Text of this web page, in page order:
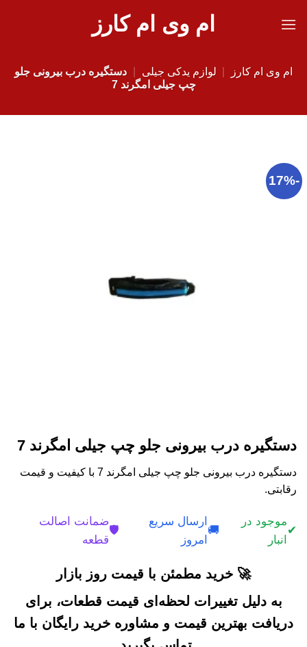
ام وی ام کارز
ام وی ام کارز لوازم یدکی جیلی
دستگیره درب بیرونی جلو
چپ جیلی امگرند 7
-17%
دستگیره درب بیرونی جلو چپ جیلی امگرند 7
دستگیره درب بیرونی جلو چپ جیلی امگرند 7 با کیفیت و قیمت
رقابتی.
✔
موجود در
انبار
🚚
ارسال سریع
امروز
🛡️
ضمانت اصالت
قطعه
🚀 خرید مطمئن با قیمت روز بازار
به دلیل تغییرات لحظه‌ای قیمت قطعات، برای
دریافت بهترین قیمت و مشاوره خرید رایگان با ما